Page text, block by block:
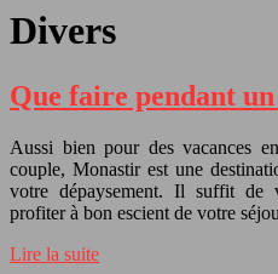
Divers
Que faire pendant
Aussi bien pour des vacances
couple, Monastir est une
votre dépaysement. Il suffit de
profiter à bon escient de votre
Lire la suite